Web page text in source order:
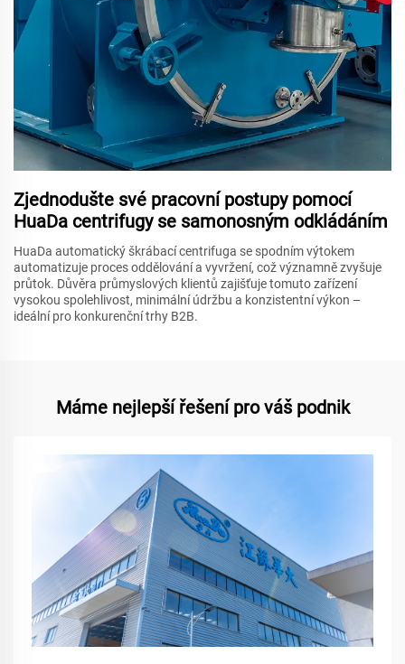
Zjednodušte své pracovní postupy pomocí
HuaDa centrifugy se samonosným odkládáním
HuaDa automatický škrábací centrifuga se spodním výtokem
automatizuje proces oddělování a vyvržení, což významně zvyšuje
průtok. Důvěra průmyslových klientů zajišťuje tomuto zařízení
vysokou spolehlivost, minimální údržbu a konzistentní výkon –
ideální pro konkurenční trhy B2B.
Máme nejlepší řešení pro váš podnik